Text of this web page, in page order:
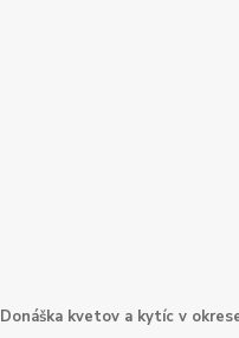
Donáška kvetov a kytíc v